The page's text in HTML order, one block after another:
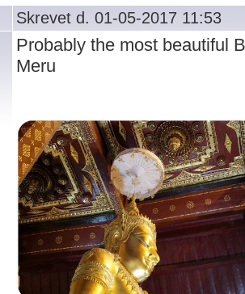
Skrevet d. 01-05-2017 11:53
Probably the most beautiful
Meru